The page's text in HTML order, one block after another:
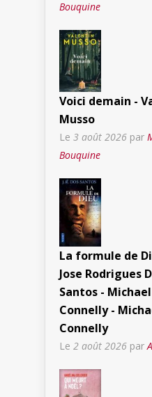
Bouquine
Voici demain -
Musso
Le 3 août 2026 par
Bouquine
La formule de
Jose Rodrigues
Santos - Michael
Connelly -
Connelly
Le 2 août 2026 par